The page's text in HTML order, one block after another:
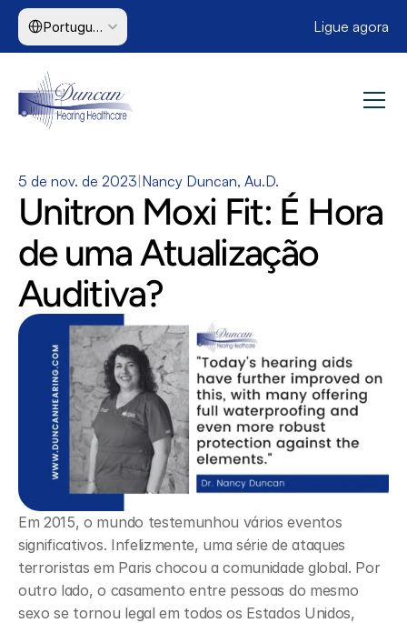
Select Language
Portuguese (Brazil) Ligue agora
5 de nov. de 2023 Nancy Duncan, Au.D.
Unitron Moxi Fit: É Hora
de uma Atualização
Auditiva?
Em 2015, o mundo testemunhou vários eventos
significativos. Infelizmente, uma série de ataques
terroristas em Paris chocou a comunidade global. Por
outro lado, o casamento entre pessoas do mesmo
sexo se tornou legal em todos os Estados Unidos,